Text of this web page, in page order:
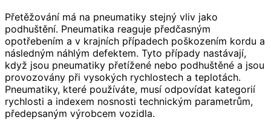
Přetěžování má na pneumatiky stejný vliv jako
podhuštění. Pneumatika reaguje předčasným
opotřebením a v krajních případech poškozením kordu a
následným náhlým defektem. Tyto případy nastávají,
když jsou pneumatiky přetížené nebo podhuštěné a jsou
provozovány při vysokých rychlostech a teplotách.
Pneumatiky, které používáte, musí odpovídat kategorií
rychlosti a indexem nosnosti technickým parametrům,
předepsaným výrobcem vozidla.